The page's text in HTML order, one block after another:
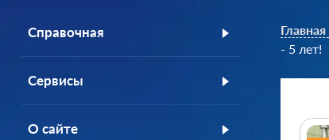
Справочная
Сервисы
О сайте
Главная
- 5 лет!